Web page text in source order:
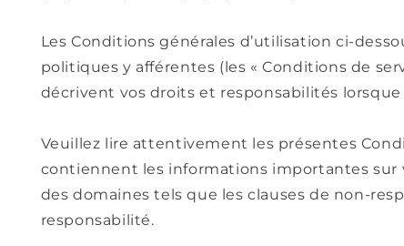
Les Conditions générales d’utilisation ci-
politiques y afférentes (les « Conditions de
décrivent vos droits et responsabilités lorsque
Veuillez lire attentivement les présentes
contiennent les informations importantes sur
des domaines tels que les clauses de non-
responsabilité.